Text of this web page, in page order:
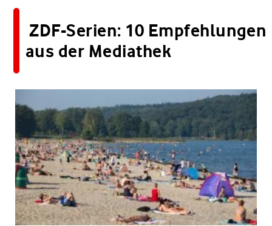
ZDF-Serien: 10 Empfehlungen
aus der Mediathek